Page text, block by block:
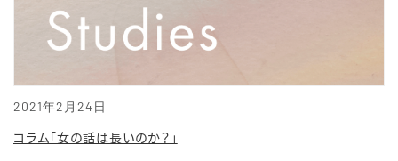
2021年2月24日
コラム「女の話は長いのか？」